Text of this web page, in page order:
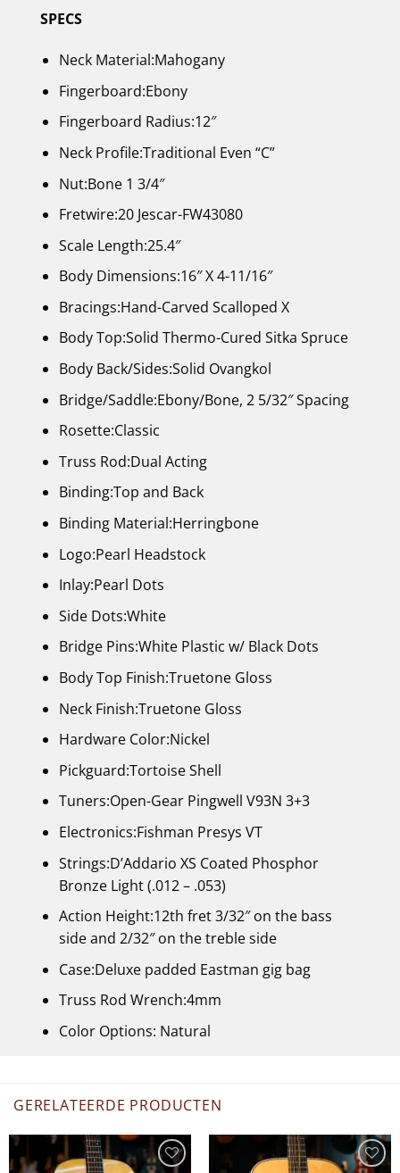
SPECS
Neck Material:Mahogany
Fingerboard:Ebony
Fingerboard Radius:12″
Neck Profile:Traditional Even “C”
Nut:Bone 1 3/4″
Fretwire:20 Jescar-FW43080
Scale Length:25.4″
Body Dimensions:16″ X 4-11/16″
Bracings:Hand-Carved Scalloped X
Body Top:Solid Thermo-Cured Sitka Spruce
Body Back/Sides:Solid Ovangkol
Bridge/Saddle:Ebony/Bone, 2 5/32″ Spacing
Rosette:Classic
Truss Rod:Dual Acting
Binding:Top and Back
Binding Material:Herringbone
Logo:Pearl Headstock
Inlay:Pearl Dots
Side Dots:White
Bridge Pins:White Plastic w/ Black Dots
Body Top Finish:Truetone Gloss
Neck Finish:Truetone Gloss
Hardware Color:Nickel
Pickguard:Tortoise Shell
Tuners:Open-Gear Pingwell V93N 3+3
Electronics:Fishman Presys VT
Strings:D’Addario XS Coated Phosphor
Bronze Light (.012 – .053)
Action Height:12th fret 3/32″ on the bass
side and 2/32″ on the treble side
Case:Deluxe padded Eastman gig bag
Truss Rod Wrench:4mm
Color Options: Natural
GERELATEERDE PRODUCTEN